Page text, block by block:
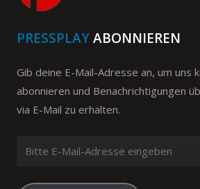
PRESSPLAYABONNIEREN
Gib deine E-Mail-Adresse an, um uns
abonnieren und Benachrichtigungen
via E-Mail zu erhalten.
Mail-